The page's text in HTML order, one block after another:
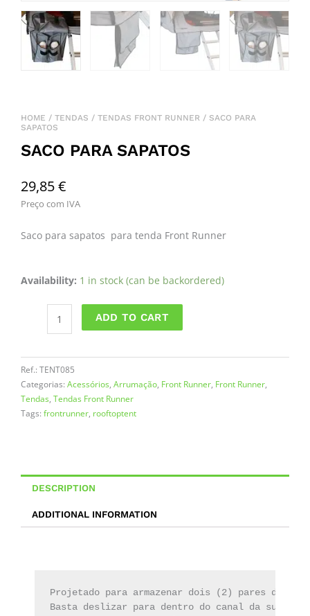
HOME / TENDAS / TENDAS FRONT RUNNER / SACO PARA
SAPATOS
SACO PARA SAPATOS
29,85€
Preço com IVA
Saco para sapatos para tenda Front Runner
Availability: 1 in stock (can be backordered)
Saco
Sapatos
ADD TO CART
Ref.: TENT085
Categorias: Acessórios, Arrumação, Front Runner, Front Runner,
Tendas, Tendas Front Runner
Tags: frontrunner, rooftoptent
DESCRIPTION
ADDITIONAL INFORMATION
Projetado para armazenar dois (2) pares de
Basta deslizar para dentro do canal da sua